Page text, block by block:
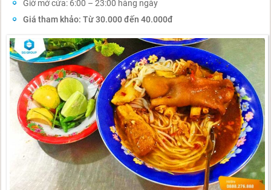
Giờ mở cửa: 6:00 – 23:00 hàng ngày
Giá tham khảo: Từ 30.000 đến 40.000đ